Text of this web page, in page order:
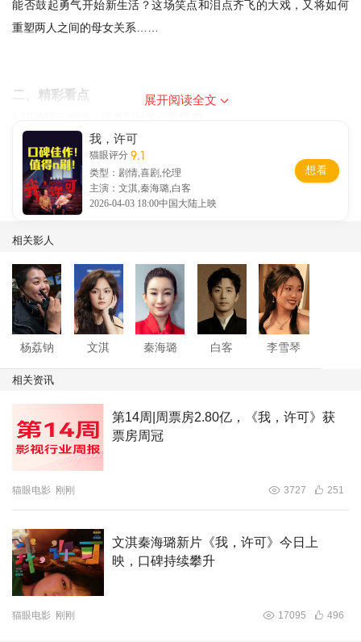
能否鼓起勇气开始新生活？这场笑点和泪点齐飞的大戏，又将如何
重塑两人之间的母女关系……
二、精彩看点
不同于传统亲情片的煽情叙事，《我，许可》以轻松活泼的喜剧风
格为载体，在笑点密集的日常相处中，暗藏对亲子沟通、生命体验
的深刻思考。影片没有刻意放大矛盾，也没有强行煽情，而是用最
真实的细节展现母女之间“爱与束缚”的拉扯，探讨如何打破代际隔
实力主创团队的加持，更为影片品质保驾护航。导演杨荔钠擅长捕
捉人物内心与家庭情感，编剧游晓颖精准拿捏当代人相处的细腻情
绪，再加上文淇、秦海璐的精湛演技，以及白客、李雪琴的特别出
演添彩，让影片自官宣以来便收获广泛关注与期待。
2.欢喜冤家母女，上演最真实的中国式亲情
影片围绕独自在外地打拼的00后女孩许可展开，正值青春独立的
她，意外面临一场妇科小手术，本想独自从容应对，母亲胡春蓉的
突然到访，彻底打破了她原本有序的生活节奏。被迫开启的同居时
文淇与秦海璐首度搭档饰演母女，精准诠释了一对“欢喜冤家”的反差
张力。文淇饰演的许可，独立直率、有自己的生活主张，习惯了独
自扛事，却在母亲的过度关心下倍感束缚；秦海璐则将中国式妈妈
胡春蓉的细腻、唠叨与强势刻画得淋漓尽致，满心都是女儿，却总
展开阅读全文
我，许可
猫眼评分 9.1
类型：剧情,喜剧,伦理
主演：文淇,秦海璐,白客
2026-04-03 18:00中国大陆上映
想看
相关影人
杨荔钠 文淇 秦海璐 白客 李雪琴
相关资讯
第14周|周票房2.80亿，《我，许可》获
票房周冠
猫眼电影 刚刚 3727 251
文淇秦海璐新片《我，许可》今日上
映，口碑持续攀升
猫眼电影 刚刚 17095 496